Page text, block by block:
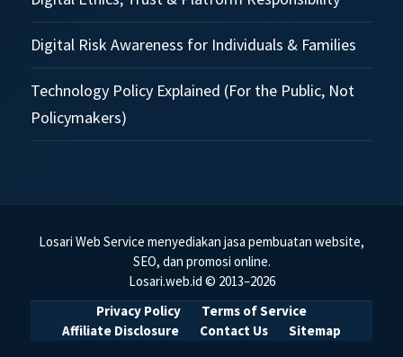
Digital Risk Awareness for Individuals & Families
Technology Policy Explained (For the Public, Not
Policymakers)
Losari Web Service menyediakan jasa pembuatan website,
SEO, dan promosi online.
Losari.web.id © 2013–2026
Privacy Policy
Terms of Service
Affiliate Disclosure
Contact Us Sitemap